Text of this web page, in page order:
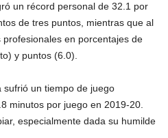
un récord personal de 32.1 por
de tres puntos, mientras que al
en porcentajes de
y puntos (6.0).
sufrió un tiempo de juego
minutos por juego en 2019-20.
especialmente dada su humilde